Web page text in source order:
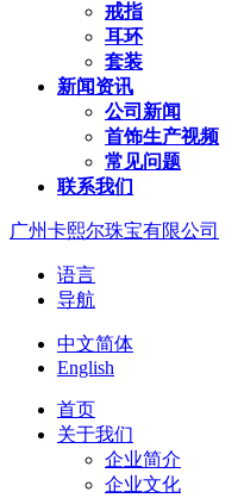
戒指
耳环
套装
新闻资讯
公司新闻
首饰生产视频
常见问题
联系我们
广州卡熙尔珠宝有限公司
语言
导航
中文简体
English
首页
关于我们
企业简介
企业文化